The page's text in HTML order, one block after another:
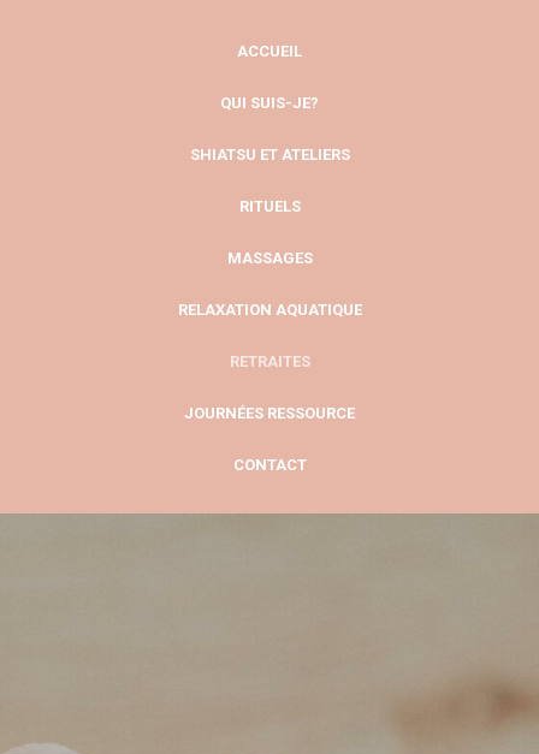
ACCUEIL
QUI SUIS-JE?
SHIATSU ET ATELIERS
RITUELS
MASSAGES
RELAXATION AQUATIQUE
RETRAITES
JOURNÉES RESSOURCE
CONTACT